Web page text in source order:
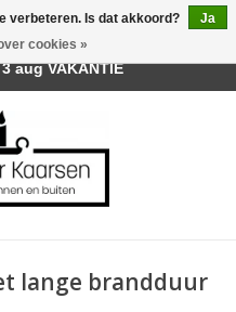
lange brandduur
verbeteren. Is dat akkoord?
Ja
cookies »
Trotz | Belvederelaan 107
aug VAKANTIE